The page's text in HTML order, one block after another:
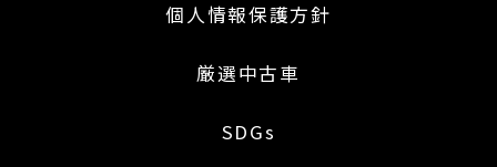
個人情報保護方針
厳選中古車
SDGs